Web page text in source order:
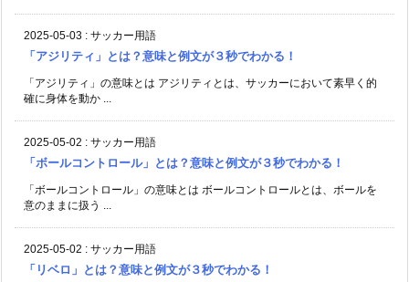
2025-05-03 : サッカー用語
「アジリティ」とは？意味と例文が３秒でわかる！
「アジリティ」の意味とは アジリティとは、サッカーにおいて素早く的
確に身体を動か ...
2025-05-02 : サッカー用語
「ボールコントロール」とは？意味と例文が３秒でわかる！
「ボールコントロール」の意味とは ボールコントロールとは、ボールを
意のままに扱う ...
2025-05-02 : サッカー用語
「リベロ」とは？意味と例文が３秒でわかる！